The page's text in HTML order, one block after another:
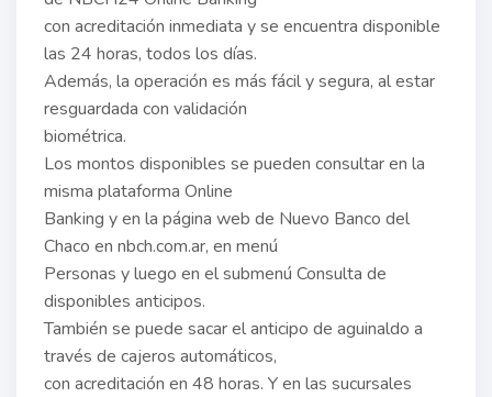
con acreditación inmediata y se encuentra disponible
las 24 horas, todos los días.
Además, la operación es más fácil y segura, al estar
resguardada con validación
biométrica.
Los montos disponibles se pueden consultar en la
misma plataforma Online
Banking y en la página web de Nuevo Banco del
Chaco en nbch.com.ar, en menú
Personas y luego en el submenú Consulta de
disponibles anticipos.
También se puede sacar el anticipo de aguinaldo a
través de cajeros automáticos,
con acreditación en 48 horas. Y en las sucursales